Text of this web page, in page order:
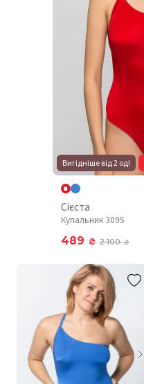
Вигідніше від 2 од!
Сієста
Купальник 309S
489 ₴ 2 100₴